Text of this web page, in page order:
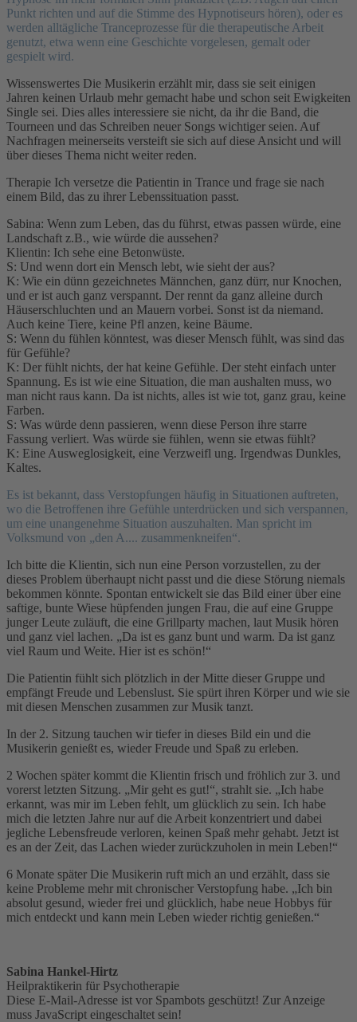
Punkt richten und auf die Stimme des Hypnotiseurs hören), oder es
werden alltägliche Tranceprozesse für die therapeutische Arbeit
genutzt, etwa wenn eine Geschichte vorgelesen, gemalt oder
gespielt wird.
Wissenswertes Die Musikerin erzählt mir, dass sie seit einigen
Jahren keinen Urlaub mehr gemacht habe und schon seit Ewigkeiten
Single sei. Dies alles interessiere sie nicht, da ihr die Band, die
Tourneen und das Schreiben neuer Songs wichtiger seien. Auf
Nachfragen meinerseits versteift sie sich auf diese Ansicht und will
über dieses Thema nicht weiter reden.
Therapie Ich versetze die Patientin in Trance und frage sie nach
einem Bild, das zu ihrer Lebenssituation passt.
Sabina: Wenn zum Leben, das du führst, etwas passen würde, eine
Landschaft z.B., wie würde die aussehen?
Klientin: Ich sehe eine Betonwüste.
S: Und wenn dort ein Mensch lebt, wie sieht der aus?
K: Wie ein dünn gezeichnetes Männchen, ganz dürr, nur Knochen,
und er ist auch ganz verspannt. Der rennt da ganz alleine durch
Häuserschluchten und an Mauern vorbei. Sonst ist da niemand.
Auch keine Tiere, keine Pfl anzen, keine Bäume.
S: Wenn du fühlen könntest, was dieser Mensch fühlt, was sind das
für Gefühle?
K: Der fühlt nichts, der hat keine Gefühle. Der steht einfach unter
Spannung. Es ist wie eine Situation, die man aushalten muss, wo
man nicht raus kann. Da ist nichts, alles ist wie tot, ganz grau, keine
Farben.
S: Was würde denn passieren, wenn diese Person ihre starre
Fassung verliert. Was würde sie fühlen, wenn sie etwas fühlt?
K: Eine Ausweglosigkeit, eine Verzweifl ung. Irgendwas Dunkles,
Kaltes.
Es ist bekannt, dass Verstopfungen häufig in Situationen auftreten,
wo die Betroffenen ihre Gefühle unterdrücken und sich verspannen,
um eine unangenehme Situation auszuhalten. Man spricht im
Volksmund von „den A.... zusammenkneifen“.
Ich bitte die Klientin, sich nun eine Person vorzustellen, zu der
dieses Problem überhaupt nicht passt und die diese Störung niemals
bekommen könnte. Spontan entwickelt sie das Bild einer über eine
saftige, bunte Wiese hüpfenden jungen Frau, die auf eine Gruppe
junger Leute zuläuft, die eine Grillparty machen, laut Musik hören
und ganz viel lachen. „Da ist es ganz bunt und warm. Da ist ganz
viel Raum und Weite. Hier ist es schön!“
Die Patientin fühlt sich plötzlich in der Mitte dieser Gruppe und
empfängt Freude und Lebenslust. Sie spürt ihren Körper und wie sie
mit diesen Menschen zusammen zur Musik tanzt.
In der 2. Sitzung tauchen wir tiefer in dieses Bild ein und die
Musikerin genießt es, wieder Freude und Spaß zu erleben.
2 Wochen später kommt die Klientin frisch und fröhlich zur 3. und
vorerst letzten Sitzung. „Mir geht es gut!“, strahlt sie. „Ich habe
erkannt, was mir im Leben fehlt, um glücklich zu sein. Ich habe
mich die letzten Jahre nur auf die Arbeit konzentriert und dabei
jegliche Lebensfreude verloren, keinen Spaß mehr gehabt. Jetzt ist
es an der Zeit, das Lachen wieder zurückzuholen in mein Leben!“
6 Monate später Die Musikerin ruft mich an und erzählt, dass sie
keine Probleme mehr mit chronischer Verstopfung habe. „Ich bin
absolut gesund, wieder frei und glücklich, habe neue Hobbys für
mich entdeckt und kann mein Leben wieder richtig genießen.“
Sabina Hankel-Hirtz
Heilpraktikerin für Psychotherapie
Diese E-Mail-Adresse ist vor Spambots geschützt! Zur Anzeige
muss JavaScript eingeschaltet sein!